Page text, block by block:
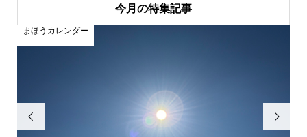
今月の特集記事

まほうカレンダー
